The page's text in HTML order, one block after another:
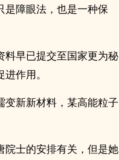
是障眼法，也是一种保
料早已提交至国家更为秘
作用。
变新新材料，某高能粒子
院士的安排有关，但是她